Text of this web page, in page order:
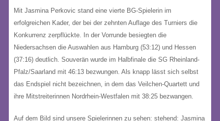
Mit Jasmina Perkovic stand eine vierte BG-Spielerin im
erfolgreichen Kader, der bei der zehnten Auflage des Turniers die
Konkurrenz zerpflückte. In der Vorrunde besiegten die
Niedersachsen die Auswahlen aus Hamburg (53:12) und Hessen
(37:16) deutlich. Souverän wurde im Halbfinale die SG Rheinland-
Pfalz/Saarland mit 46:13 bezwungen. Als knapp lässt sich selbst
das Endspiel nicht bezeichnen, in dem das Veilchen-Quartett und
ihre Mitstreiterinnen Nordrhein-Westfalen mit 38:25 bezwangen.
Auf dem Bild sind unsere Spielerinnen zu sehen: stehend: Jasmina